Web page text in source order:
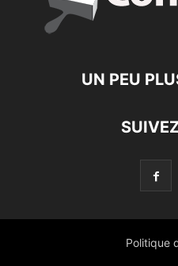
UN PEU
Politique